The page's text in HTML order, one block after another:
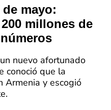
mayo:
millones de
nuevo afortunado
conoció que la
Armenia y escogió